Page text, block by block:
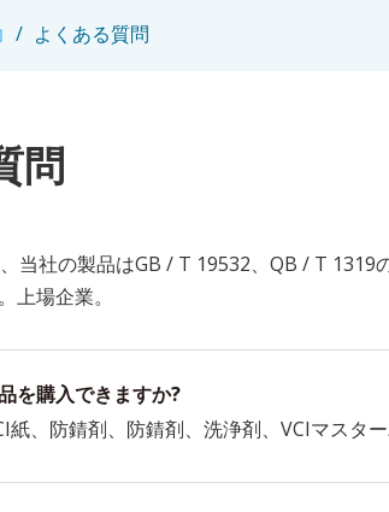
/ よくある質問
問
当社の製品はGB / T 19532、QB / T 1319
上場企業。
を購入できますか?
紙、防錆剤、防錆剤、洗浄剤、VCIマスタ